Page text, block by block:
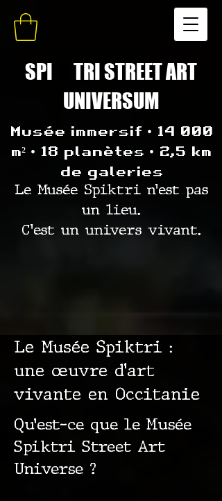
SPI
TRI STREET ART
UNIVERSUM
Musée immersif • 14 000
m² • 18 planètes • 2,5 km
de galeries
Le Musée Spiktri n’est pas
un lieu.
C’est un univers vivant.
Le Musée Spiktri :
une œuvre d’art
vivante en Occitanie
Qu’est-ce que le Musée
Spiktri Street Art
Universe ?